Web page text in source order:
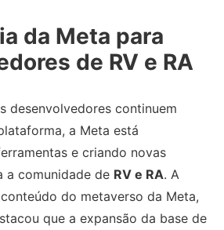
da Meta para
de RV e RA
desenvolvedores continuem
a Meta está
e criando novas
a comunidade de RV e RA. A
do metaverso da Meta,
que a expansão da base de